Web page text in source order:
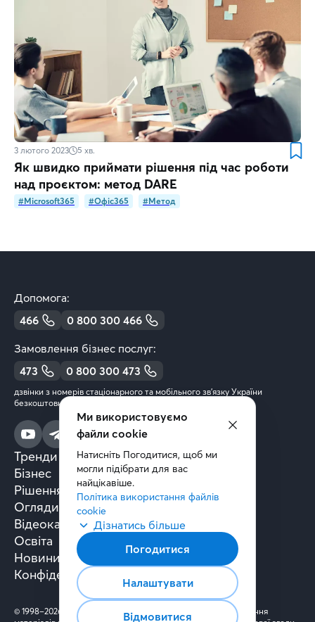
3 лютого 2023 5 хв.
Як швидко приймати рішення під час роботи
над проєктом: метод DARE
#Microsoft365 #Офіс365 #Метод
Допомога:
466
0 800 300 466
Замовлення бізнес послуг:
473
0 800 300 473
дзвінки з номерів стаціонарного та мобільного зв’язку України
безкоштовні
Тренди та аналітика
Бізнес
Рішення та технології
Огляди книг
Відеокасти
Освіта
Новини
Конфіденційність
© 1998–2026 ПрАТ «Київстар» Всі права захищені. Використання
Ми використовуємо
файли cookie
Натисніть Погодитися, щоб ми
могли підібрати для вас
найцікавіше.
Політика використання файлів
cookie
Дізнатись більше
Погодитися
Налаштувати
Відмовитися